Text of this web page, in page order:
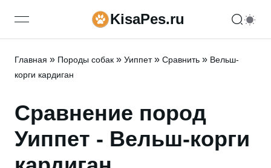
open navigation menuKisaPes.ru
Главная » Породы собак » Уиппет» Сравнить » Вельш-
корги кардиган
Сравнение пород
Уиппет - Вельш-корги